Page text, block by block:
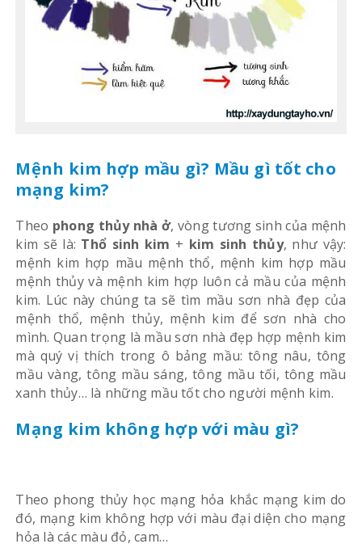
Mệnh kim hợp mầu gì? Mầu gì tốt cho
mạng kim?
Theo phong thủy nhà ở, vòng tương sinh của mệnh
kim sẽ là: Thổ sinh kim + kim sinh thủy, như vậy:
mệnh kim hợp mầu mệnh thổ, mệnh kim hợp mầu
mệnh thủy và mệnh kim hợp luôn cả mầu của mệnh
kim. Lúc này chúng ta sẽ tìm mầu sơn nhà đẹp của
mệnh thổ, mệnh thủy, mệnh kim để sơn nhà cho
mình. Quan trọng là mầu sơn nhà đẹp hợp mệnh kim
mà quý vị thích trong ô bảng mầu: tông nâu, tông
mầu vàng, tông mầu sáng, tông mầu tối, tông mầu
xanh thủy… là những mầu tốt cho người mệnh kim.
Mạng kim không hợp với màu gì?
Theo phong thủy học mạng hỏa khắc mạng kim do
đó, mạng kim không hợp với màu đại diện cho mạng
hỏa là các màu đỏ, cam…